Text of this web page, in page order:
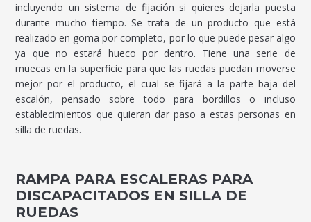
incluyendo un sistema de fijación si quieres dejarla puesta
durante mucho tiempo. Se trata de un producto que está
realizado en goma por completo, por lo que puede pesar algo
ya que no estará hueco por dentro. Tiene una serie de
muecas en la superficie para que las ruedas puedan moverse
mejor por el producto, el cual se fijará a la parte baja del
escalón, pensado sobre todo para bordillos o incluso
establecimientos que quieran dar paso a estas personas en
silla de ruedas.
RAMPA PARA ESCALERAS PARA
DISCAPACITADOS EN SILLA DE
RUEDAS